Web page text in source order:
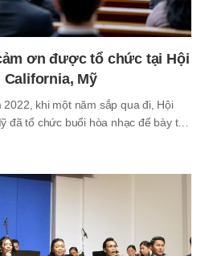
ơn được tổ chức tại Hội
California, Mỹ
khi một năm sắp qua đi, Hội
đã tổ chức buổi hòa nhạc để bày tỏ
đồ đã hiến thân cho sự phát triển
năm qua. Hơn 250 người chăn và
đến từ Los Angeles, Escondido,
thuộc bang California, Las Vegas
phương khác đã tham dự sự kiện
Angeles, California. Đội Brass